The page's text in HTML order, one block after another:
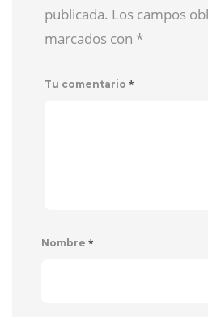
publicada. Los campos
marcados con *
Tu comentario *
Nombre *